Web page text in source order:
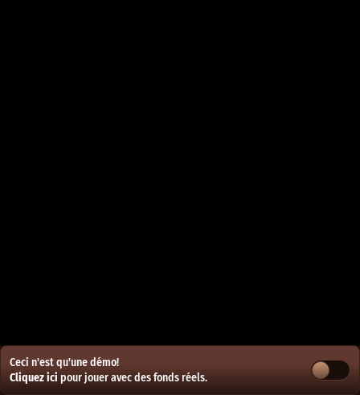
Ceci n'est qu'une démo!
Cliquez ici pour jouer avec des fonds réels.